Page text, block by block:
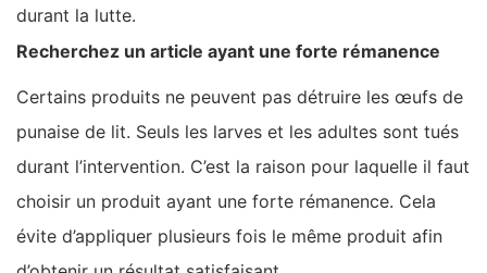
durant la lutte.
Recherchez un article ayant une forte rémanence
Certains produits ne peuvent pas détruire les œufs de
punaise de lit. Seuls les larves et les adultes sont tués
durant l’intervention. C’est la raison pour laquelle il faut
choisir un produit ayant une forte rémanence. Cela
évite d’appliquer plusieurs fois le même produit afin